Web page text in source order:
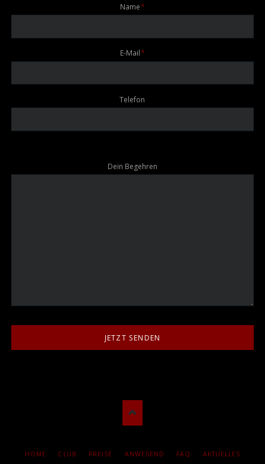
Pflichtfeld
Name*
Pflichtfeld
E-Mail*
Telefon
Dein Begehren
JETZT SENDEN
NAVIGATION
HOME CLUB PREISE ANWESEND FAQ AKTUELLES